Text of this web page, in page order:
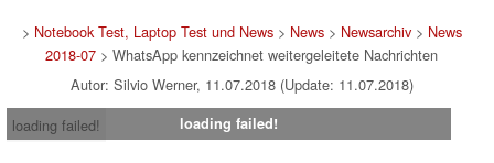
> Notebook Test, Laptop Test und News> News> Newsarchiv> News
2018-07 > WhatsApp kennzeichnet weitergeleitete Nachrichten
Autor: Silvio Werner, 11.07.2018 (Update: 11.07.2018)
loading failed!
loading failed!